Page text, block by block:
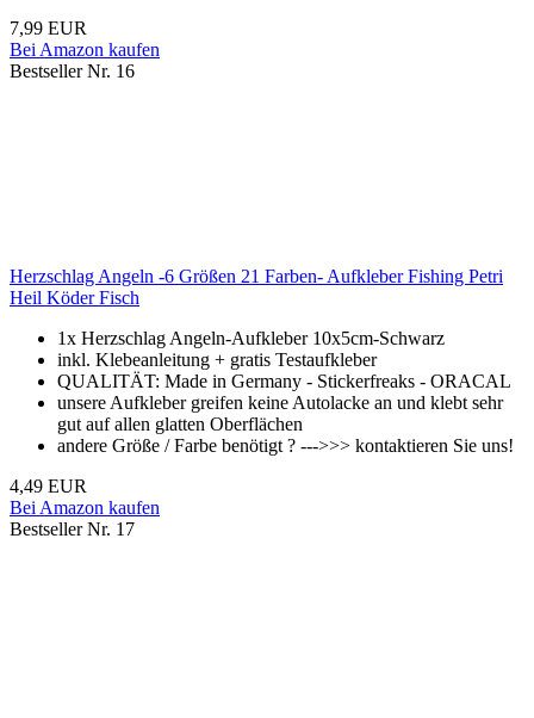
7,99 EUR
Bei Amazon kaufen
Bestseller Nr. 16
Herzschlag Angeln -6 Größen 21 Farben- Aufkleber Fishing Petri
Heil Köder Fisch
1x Herzschlag Angeln-Aufkleber 10x5cm-Schwarz
inkl. Klebeanleitung + gratis Testaufkleber
QUALITÄT: Made in Germany - Stickerfreaks - ORACAL
unsere Aufkleber greifen keine Autolacke an und klebt sehr
gut auf allen glatten Oberflächen
andere Größe / Farbe benötigt ? --->>> kontaktieren Sie uns!
4,49 EUR
Bei Amazon kaufen
Bestseller Nr. 17